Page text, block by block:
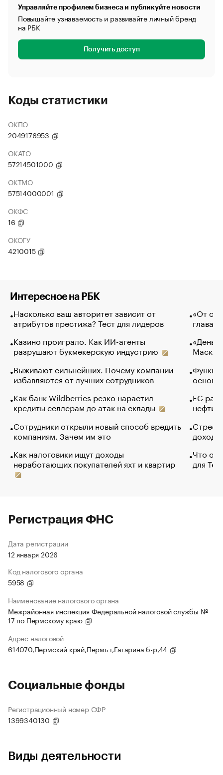
Управляйте профилем бизнеса и публикуйте новости
Повышайте узнаваемость и развивайте личный бренд
на РБК
Получить доступ
Коды статистики
ОКПО
2049176953
ОКАТО
57214501000
ОКТМО
57514000001
ОКФС
16
ОКОГУ
4210015
Интересное на РБК
Насколько ваш авторитет зависит от
атрибутов престижа? Тест для лидеров
Казино проиграло. Как ИИ-агенты
разрушают букмекерскую индустрию
Выживают сильнейших. Почему компании
избавляются от лучших сотрудников
Как банк Wildberries резко нарастил
кредиты селлерам до атак на склады
Сотрудники открыли новый способ вредить
компаниям. Зачем им это
Как налоговики ищут доходы
неработающих покупателей яхт и квартир
«От
глава
Маск в
основ
ЕС
нефти
Что
для
Регистрация ФНС
Дата регистрации
12 января 2026
Код налогового органа
5958
Наименование налогового органа
Межрайонная инспекция Федеральной налоговой службы №
17 по Пермскому краю
Адрес налоговой
614070,Пермский край,Пермь г,Гагарина б-р,44
Социальные фонды
Регистрационный номер СФР
1399340130
Виды деятельности